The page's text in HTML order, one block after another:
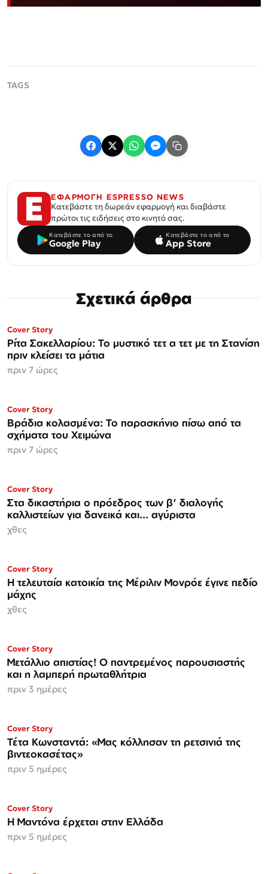
ΕΦΑΡΜΟΓΗ ESPRESSO NEWS
Κατεβάστε τη δωρεάν εφαρμογή και διαβάστε
πρώτοι τις ειδήσεις στο κινητό σας.
Κατεβάστε το από το
Google Play
Κατεβάστε το από το
App Store
Σχετικά άρθρα
ΜΟΝΟ ΣΤΗΝ
Espresso
Cover Story
Ρίτα Σακελλαρίου: Το μυστικό τετ α τετ με τη Στανίση
πριν κλείσει τα μάτια
πριν 7 ώρες
Cover Story
Βράδια κολασμένα: Το παρασκήνιο πίσω από τα
σχήματα του Χειμώνα
πριν 7 ώρες
Cover Story
Στα δικαστήρια ο πρόεδρος των β' διαλογής
καλλιστείων για δανεικά και... αγύριστα
χθες
Cover Story
Η τελευταία κατοικία της Μέριλιν Μονρόε έγινε πεδίο
μάχης
χθες
ΜΟΝΟ ΣΤΗΝ
Espresso
Cover Story
Μετάλλιο απιστίας! Ο παντρεμένος παρουσιαστής
και η λαμπερή πρωταθλήτρια
πριν 3 ημέρες
ΜΟΝΟ ΣΤΗΝ
Espresso
Cover Story
Τέτα Κωνσταντά: «Μας κόλλησαν τη ρετσινιά της
βιντεοκασέτας»
πριν 5 ημέρες
Cover Story
Η Μαντόνα έρχεται στην Ελλάδα
πριν 5 ημέρες